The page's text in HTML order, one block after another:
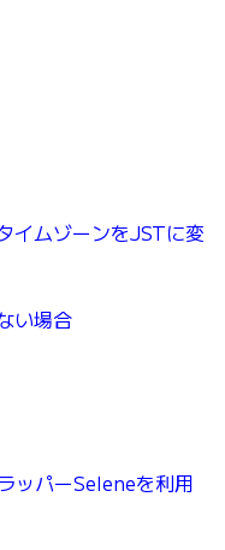
ムゾーンをJSTに変
い場合
パーSeleneを利用